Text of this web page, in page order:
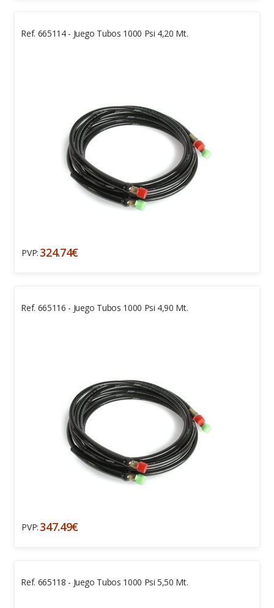
Ref. 665114 - Juego Tubos 1000 Psi 4,20 Mt.
PVP: 324.74€
Ref. 665116 - Juego Tubos 1000 Psi 4,90 Mt.
PVP: 347.49€
Ref. 665118 - Juego Tubos 1000 Psi 5,50 Mt.